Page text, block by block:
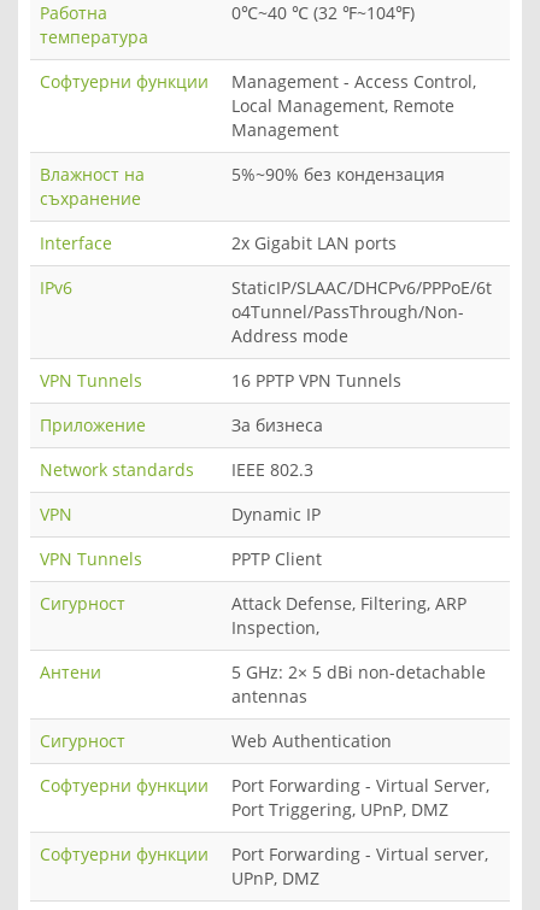
Работна
температура
0℃~40 ℃ (32 ℉~104℉)
Софтуерни функции
Management - Access Control,
Local Management, Remote
Management
Влажност на
съхранение
5%~90% без кондензация
Interface
2x Gigabit LAN ports
IPv6
StaticIP/SLAAC/DHCPv6/PPPoE/6t
o4Tunnel/PassThrough/Non-
Address mode
VPN Tunnels
16 PPTP VPN Tunnels
Приложение
За бизнеса
Network standards
IEEE 802.3
VPN
Dynamic IP
VPN Tunnels
PPTP Client
Сигурност
Attack Defense, Filtering, ARP
Inspection,
Антени
5 GHz: 2× 5 dBi non-detachable
antennas
Сигурност
Web Authentication
Софтуерни функции
Port Forwarding - Virtual Server,
Port Triggering, UPnP, DMZ
Софтуерни функции
Port Forwarding - Virtual server,
UPnP, DMZ